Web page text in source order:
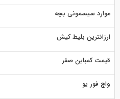
موارد سیسمونی بچه
ارزانترین بلیط کیش
قیمت کمباین صفر
واچ فور یو